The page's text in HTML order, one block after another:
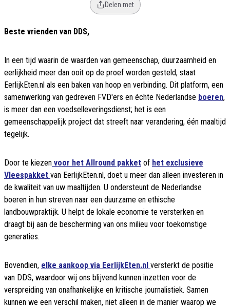
Delen met
Beste vrienden van DDS,
In een tijd waarin de waarden van gemeenschap, duurzaamheid en
eerlijkheid meer dan ooit op de proef worden gesteld, staat
EerlijkEten.nl als een baken van hoop en verbinding. Dit platform, een
samenwerking van gedreven FVD'ers en échte Nederlandse boeren,
is meer dan een voedselleveringsdienst; het is een
gemeenschappelijk project dat streeft naar verandering, één maaltijd
tegelijk.
Door te kiezen voor het Allround pakket of het exclusieve
Vleespakket van EerlijkEten.nl, doet u meer dan alleen investeren in
de kwaliteit van uw maaltijden. U ondersteunt de Nederlandse
boeren in hun streven naar een duurzame en ethische
landbouwpraktijk. U helpt de lokale economie te versterken en
draagt bij aan de bescherming van ons milieu voor toekomstige
generaties.
Bovendien, elke aankoop via EerlijkEten.nl versterkt de positie
van DDS, waardoor wij ons blijvend kunnen inzetten voor de
verspreiding van onafhankelijke en kritische journalistiek. Samen
kunnen we een verschil maken, niet alleen in de manier waarop we